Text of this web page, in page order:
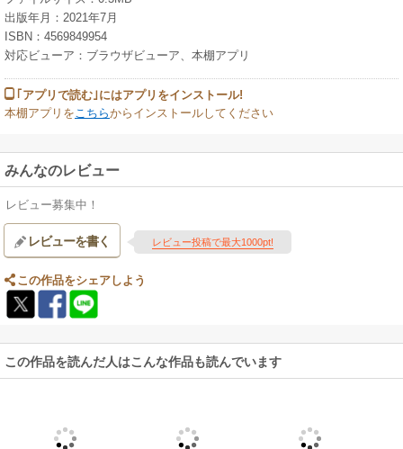
出版年月：2021年7月
ISBN：4569849954
対応ビューア：ブラウザビューア、本棚アプリ
｢アプリで読む｣にはアプリをインストール!
本棚アプリを こちらからインストールしてください
みんなのレビュー
レビュー募集中！
レビューを書く レビュー投稿で最大1000pt!
この作品をシェアしよう
この作品を読んだ人はこんな作品も読んでいます